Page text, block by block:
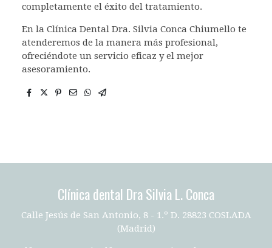
completamente el éxito del tratamiento.
En la Clínica Dental Dra. Silvia Conca Chiumello te
atenderemos de la manera más profesional,
ofreciéndote un servicio eficaz y el mejor
asesoramiento.
Clínica dental Dra Silvia L. Conca
Calle Jesús de San Antonio, 8 - 1.º D. 28823 COSLADA
(Madrid)